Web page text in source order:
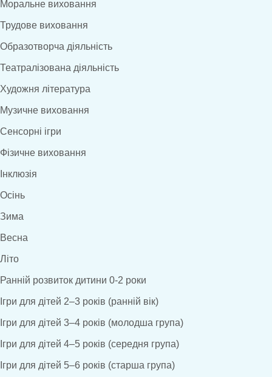
Моральне виховання
Трудове виховання
Образотворча діяльність
Театралізована діяльність
Художня література
Музичне виховання
Сенсорні ігри
Фізичне виховання
Інклюзія
Осінь
Зима
Весна
Літо
Ранній розвиток дитини 0-2 роки
Ігри для дітей 2–3 років (ранній вік)
Ігри для дітей 3–4 років (молодша група)
Ігри для дітей 4–5 років (середня група)
Ігри для дітей 5–6 років (старша група)